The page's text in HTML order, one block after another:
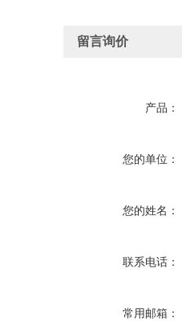
留言询价
产品：
您的单位：
您的姓名：
联系电话：
常用邮箱：